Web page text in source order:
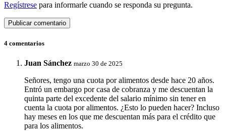
Regístrese para informarle cuando se responda su pregunta.
4 comentarios
Juan Sánchez marzo 30 de 2025
Señores, tengo una cuota por alimentos desde hace 20 años.
Entró un embargo por casa de cobranza y me descuentan la
quinta parte del excedente del salario mínimo sin tener en
cuenta la cuota por alimentos. ¿Esto lo pueden hacer? Incluso
hay meses en los que me descuentan más para el crédito que
para los alimentos.